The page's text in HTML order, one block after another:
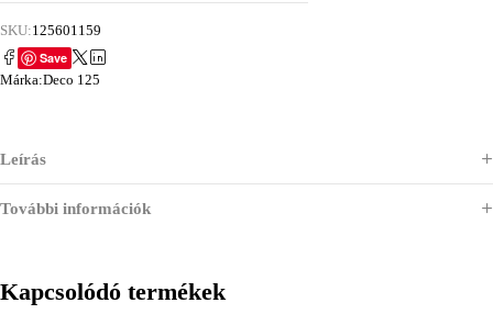
SKU:125601159
Save
Márka:Deco 125
Leírás
További információk
Kapcsolódó termékek